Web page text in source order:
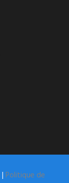
| Politique de